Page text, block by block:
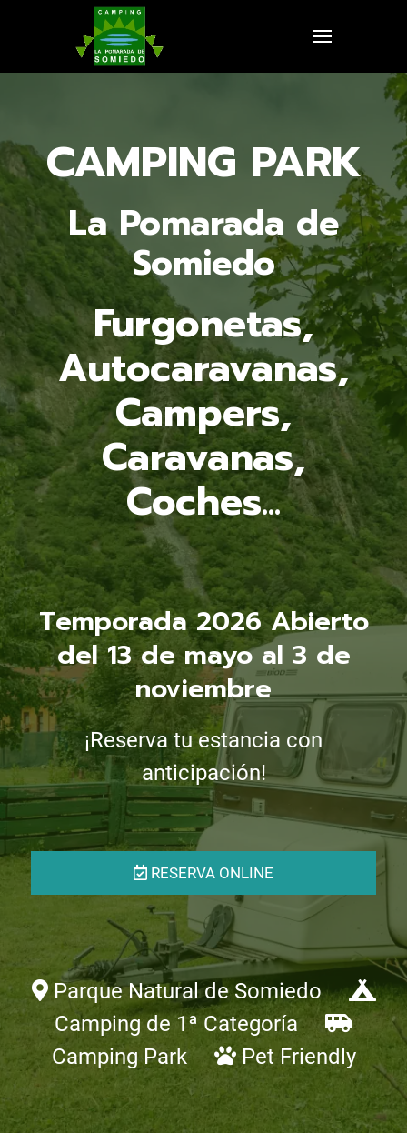
CAMPING PARK
La Pomarada de
Somiedo
Furgonetas,
Autocaravanas,
Campers,
Caravanas,
Coches...
Temporada 2026 Abierto
del 13 de mayo al 3 de
noviembre
¡Reserva tu estancia con
anticipación!
RESERVA ONLINE
Parque Natural de Somiedo
Camping de 1ª Categoría
Camping Park
Pet Friendly